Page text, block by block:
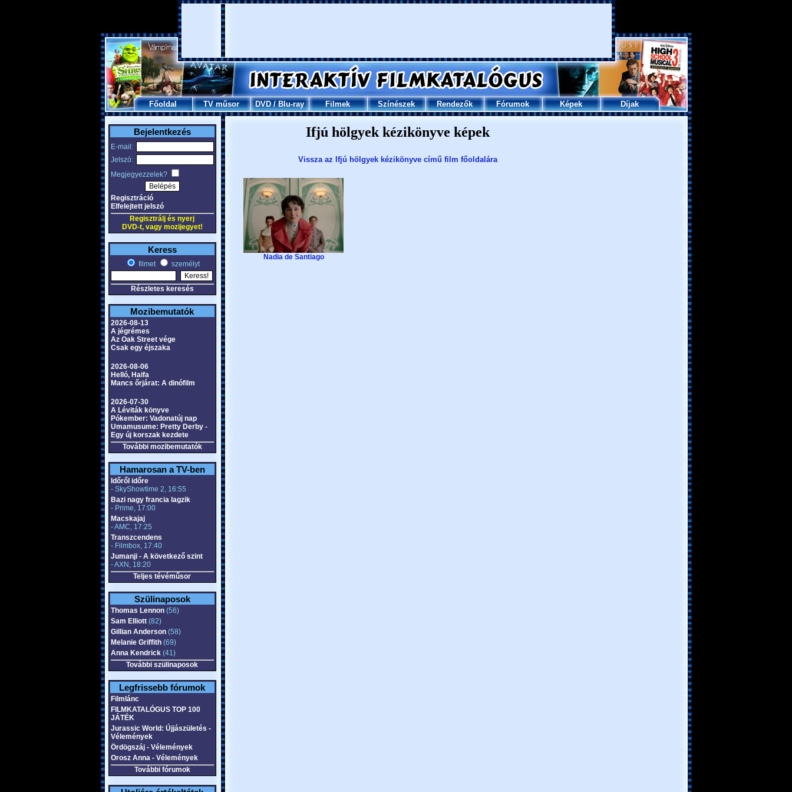
Főoldal TV műsor DVD/Blu-ray Filmek Színészek Rendezők Fórumok Képek Díjak
Bejelentkezés
E-mail:
Jelszó:
Megjegyezzelek?
Regisztráció
Elfelejtett jelszó
Regisztrálj és nyerj
DVD-t, vagy mozijegyet!
Keress
filmet személyt
Részletes keresés
Mozibemutatók
2026-08-13
A jégrémes
Az Oak Street vége
Csak egy éjszaka
2026-08-06
Helló, Haifa
Mancs őrjárat: A dinófilm
2026-07-30
A Léviták könyve
Pókember: Vadonatúj nap
Umamusume: Pretty Derby -
Egy új korszak kezdete
További mozibemutatók
Hamarosan a TV-ben
Időről időre
- SkyShowtime 2, 16:55
Bazi nagy francia lagzik
- Prime, 17:00
Macskajaj
- AMC, 17:25
Transzcendens
- Filmbox, 17:40
Jumanji - A következő szint
- AXN, 18:20
Teljes tévéműsor
Szülinaposok
Thomas Lennon(56)
Sam Elliott(82)
Gillian Anderson(58)
Melanie Griffith(69)
Anna Kendrick(41)
További szülinaposok
Legfrissebb fórumok
Filmlánc
FILMKATALÓGUS TOP 100
JÁTÉK
Jurassic World: Újjászületés -
Vélemények
Ördögszáj - Vélemények
Orosz Anna - Vélemények
További fórumok
Ifjú hölgyek kézikönyve képek
Vissza az Ifjú hölgyek kézikönyve című film főoldalára
Nadia de Santiago